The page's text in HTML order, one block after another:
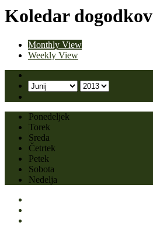
Koledar dogodkov
Monthly View
Weekly View
Ponedeljek
Torek
Sreda
Četrtek
Petek
Sobota
Nedelja